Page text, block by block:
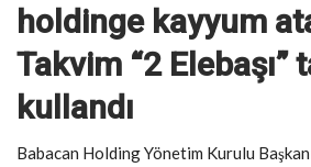
holdinge kayyum
Takvim “2 Elebaşı”
kullandı
Babacan Holding Yönetim Kurulu